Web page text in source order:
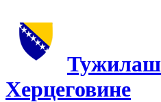
Херцеговине